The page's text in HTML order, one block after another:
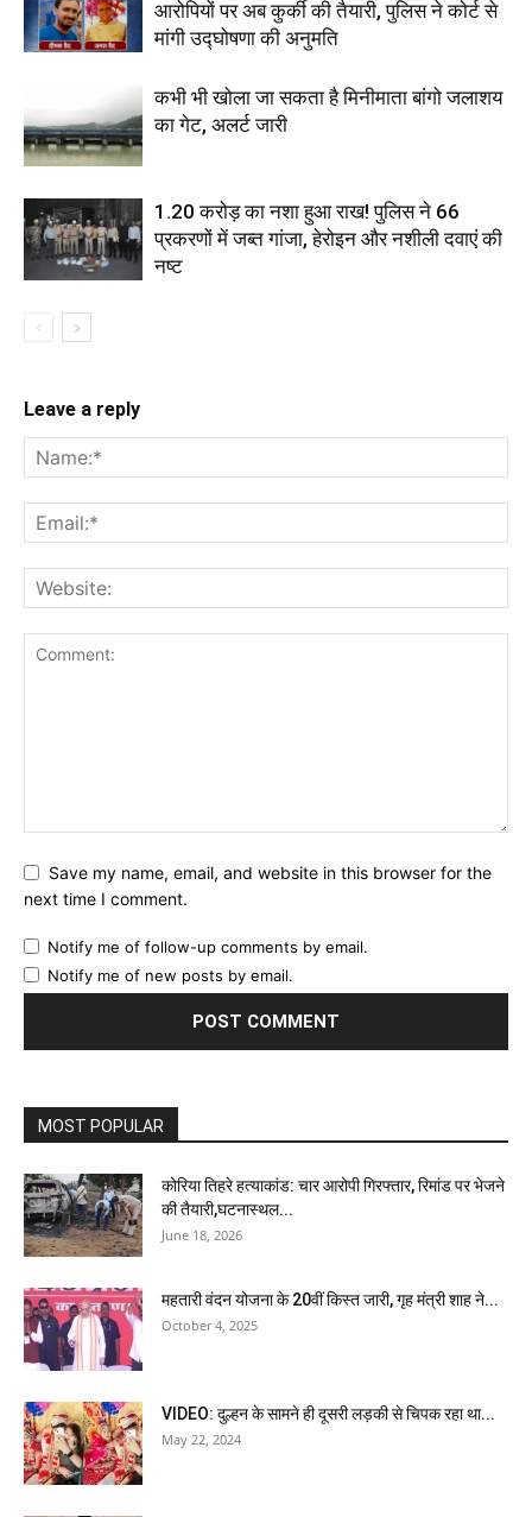
आरोपियों पर अब कुर्की की तैयारी, पुलिस ने कोर्ट से
मांगी उद्घोषणा की अनुमति
कभी भी खोला जा सकता है मिनीमाता बांगो जलाशय
का गेट, अलर्ट जारी
1.20 करोड़ का नशा हुआ राख! पुलिस ने 66
प्रकरणों में जब्त गांजा, हेरोइन और नशीली दवाएं की
नष्ट
Leave a reply
Save my name, email, and website in this browser for the
next time I comment.
Notify me of follow-up comments by email.
Notify me of new posts by email.
MOST POPULAR
कोरिया तिहरे हत्याकांड: चार आरोपी गिरफ्तार, रिमांड पर भेजने
की तैयारी,घटनास्थल...
June 18, 2026
महतारी वंदन योजना के 20वीं किस्त जारी, गृह मंत्री शाह ने...
October 4, 2025
VIDEO: दुल्हन के सामने ही दूसरी लड़की से चिपक रहा था...
May 22, 2024